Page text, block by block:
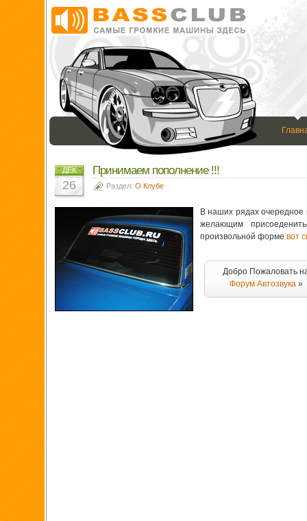
ДЕК
26
Принимаем пополнение !!!
Раздел: О Клубе
В наших рядах
желающим
произвольной форме вот
Добро Пожаловать
Форум Автозвука»